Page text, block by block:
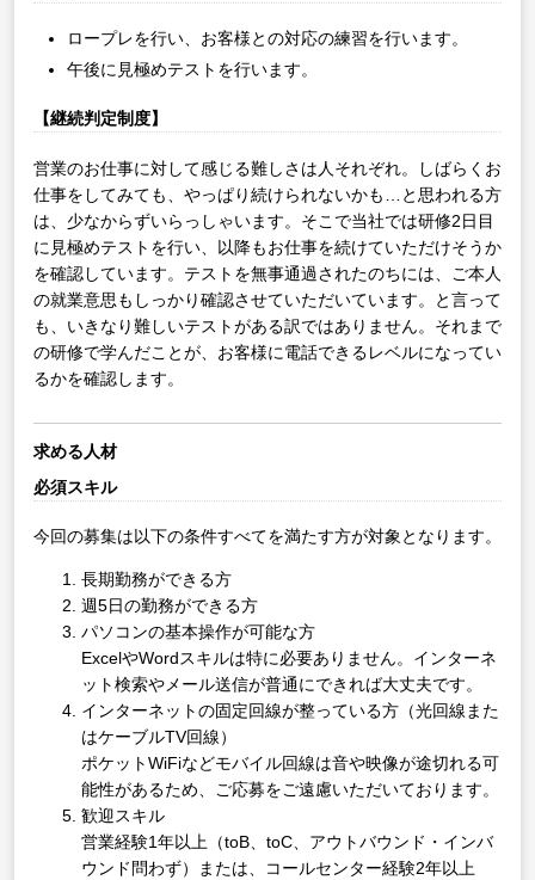
ロープレを行い、お客様との対応の練習を行います。
午後に見極めテストを行います。
【継続判定制度】
営業のお仕事に対して感じる難しさは人それぞれ。しばらくお
仕事をしてみても、やっぱり続けられないかも…と思われる方
は、少なからずいらっしゃいます。そこで当社では研修2日目
に見極めテストを行い、以降もお仕事を続けていただけそうか
を確認しています。テストを無事通過されたのちには、ご本人
の就業意思もしっかり確認させていただいています。と言って
も、いきなり難しいテストがある訳ではありません。それまで
の研修で学んだことが、お客様に電話できるレベルになってい
るかを確認します。
求める人材
必須スキル
今回の募集は以下の条件すべてを満たす方が対象となります。
長期勤務ができる方
週5日の勤務ができる方
パソコンの基本操作が可能な方
ExcelやWordスキルは特に必要ありません。インターネ
ット検索やメール送信が普通にできれば大丈夫です。
インターネットの固定回線が整っている方（光回線また
はケーブルTV回線）
ポケットWiFiなどモバイル回線は音や映像が途切れる可
能性があるため、ご応募をご遠慮いただいております。
歓迎スキル
営業経験1年以上（toB、toC、アウトバウンド・インバ
ウンド問わず）または、コールセンター経験2年以上